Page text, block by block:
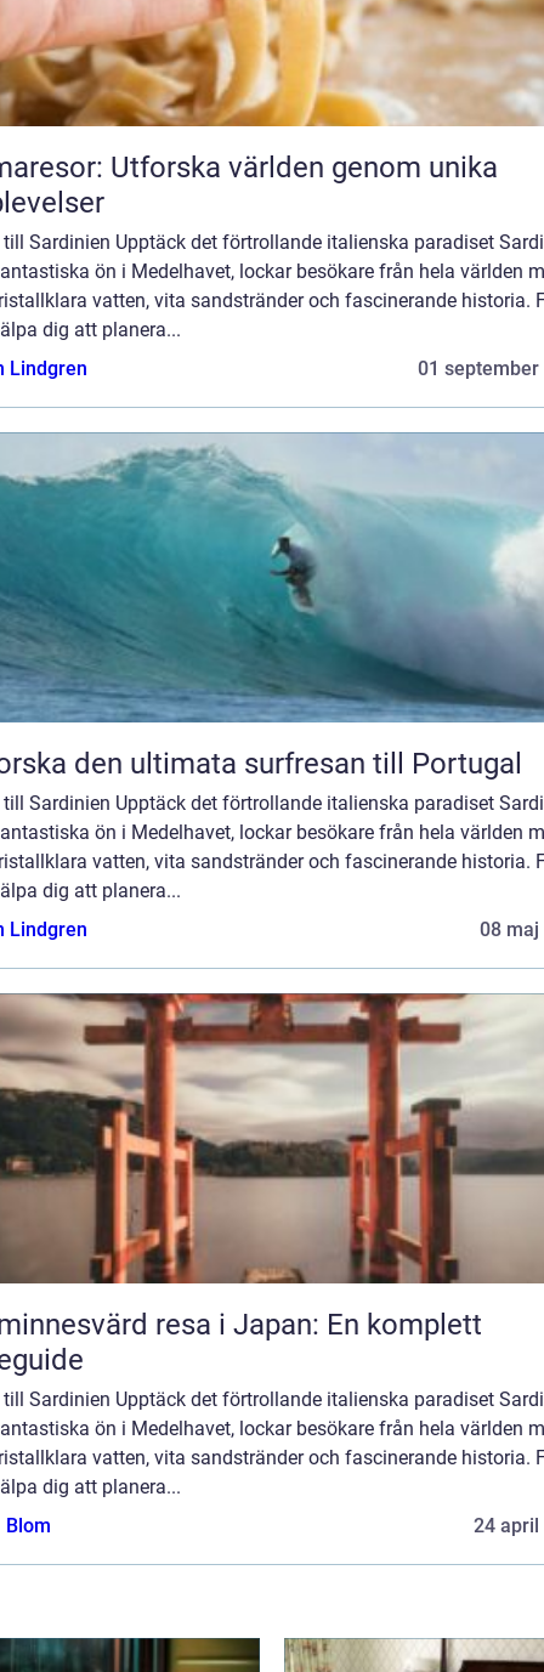
Utforska världen genom unika
till Sardinien Upptäck det förtrollande italienska paradiset
ön i Medelhavet, lockar besökare från hela världen
vatten, vita sandstränder och fascinerande historia.
dig att planera...
Lindgren
01 september
den ultimata surfresan till Portugal
till Sardinien Upptäck det förtrollande italienska paradiset
ön i Medelhavet, lockar besökare från hela världen
vatten, vita sandstränder och fascinerande historia.
dig att planera...
Lindgren
08 maj
resa i Japan: En komplett
till Sardinien Upptäck det förtrollande italienska paradiset
ön i Medelhavet, lockar besökare från hela världen
vatten, vita sandstränder och fascinerande historia.
dig att planera...
Blom
24 april